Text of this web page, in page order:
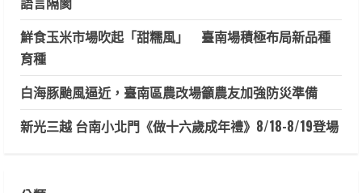
鮮食玉米市場吹起「甜糯風」 臺南場積極布局新品種
育種
白海豚颱風逼近，臺南區農改場籲農友加強防災準備
新光三越 台南小北門《做十六歲成年禮》8/18-8/19登場